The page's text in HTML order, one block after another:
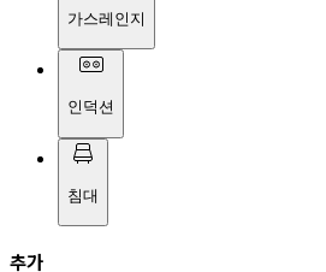
가스레인지
인덕션
침대
추가